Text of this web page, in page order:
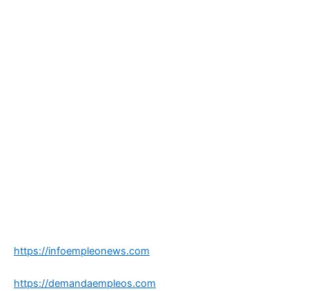
https://infoempleonews.com
https://demandaempleos.com